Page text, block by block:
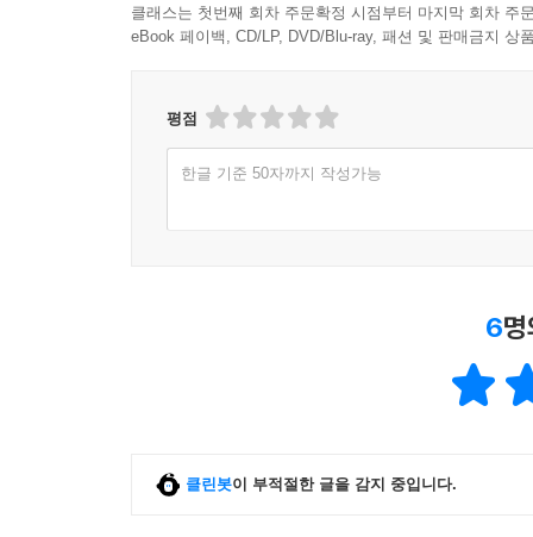
클래스는 첫번째 회차 주문확정 시점부터 마지막 회차 주
eBook 페이백, CD/LP, DVD/Blu-ray, 패션 및 판매금지 상
평점
한글 기준 50자까지 작성가능
6
클린봇이 부적절한 글을 감지 중입니다.